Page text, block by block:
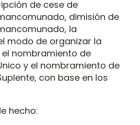
de cese de
dimisión de
la
modo de organizar la
nombramiento de
y el nombramiento de
con base en los
hecho: